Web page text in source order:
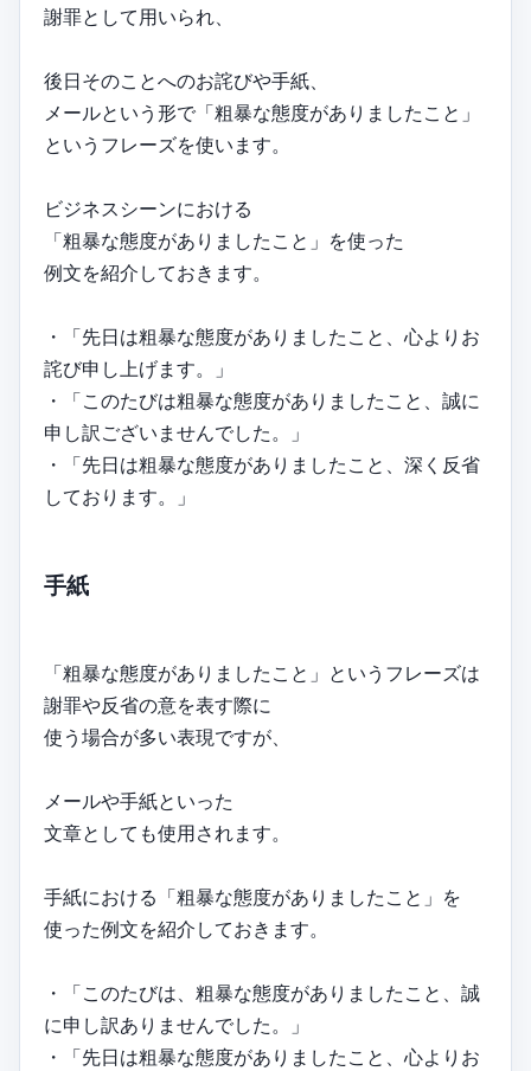
謝罪として用いられ、
後日そのことへのお詫びや手紙、
メールという形で「粗暴な態度がありましたこと」
というフレーズを使います。
ビジネスシーンにおける
「粗暴な態度がありましたこと」を使った
例文を紹介しておきます。
・「先日は粗暴な態度がありましたこと、心よりお
詫び申し上げます。」
・「このたびは粗暴な態度がありましたこと、誠に
申し訳ございませんでした。」
・「先日は粗暴な態度がありましたこと、深く反省
しております。」
手紙
「粗暴な態度がありましたこと」というフレーズは
謝罪や反省の意を表す際に
使う場合が多い表現ですが、
メールや手紙といった
文章としても使用されます。
手紙における「粗暴な態度がありましたこと」を
使った例文を紹介しておきます。
・「このたびは、粗暴な態度がありましたこと、誠
に申し訳ありませんでした。」
・「先日は粗暴な態度がありましたこと、心よりお